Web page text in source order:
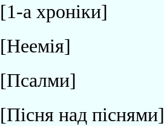
[1-а хроніки]
[Неемія]
[Псалми]
[Пісня над піснями]